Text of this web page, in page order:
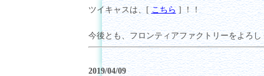
ツイキャスは、[こちら] ！！
今後とも、フロンティアファクトリーをよろ
2019/04/09